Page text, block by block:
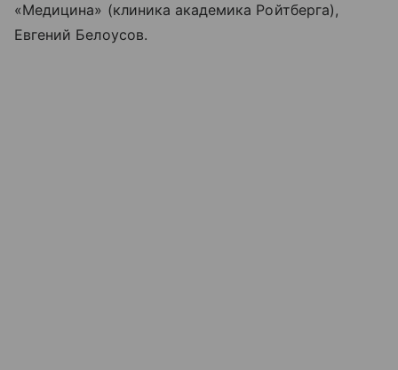
«Медицина» (клиника академика Ройтберга),
Евгений Белоусов.